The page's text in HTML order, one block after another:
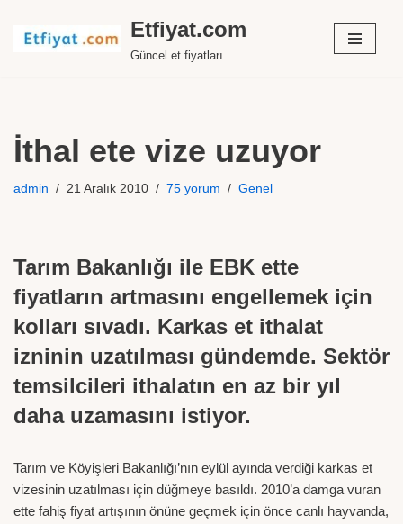
İçeriğe
Etfiyat.com
Güncel et fiyatları
İthal ete vize uzuyor
admin 21 Aralık 2010 75 yorum Genel
Tarım Bakanlığı ile EBK ette
fiyatların artmasını engellemek için
kolları sıvadı. Karkas et ithalat
izninin uzatılması gündemde. Sektör
temsilcileri ithalatın en az bir yıl
daha uzamasını istiyor.
Tarım ve Köyişleri Bakanlığı’nın eylül ayında verdiği karkas et
vizesinin uzatılması için düğmeye basıldı. 2010’a damga vuran
ette fahiş fiyat artışının önüne geçmek için önce canlı hayvanda,